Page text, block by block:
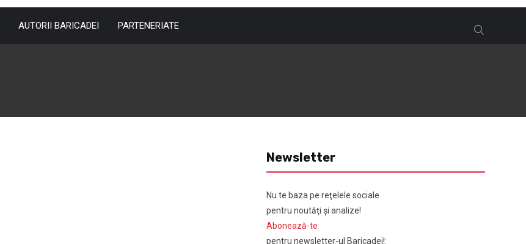
AUTORII BARICADEI PARTENERIATE
Newsletter
Nu te baza pe reţelele sociale
pentru noutăţi şi analize!
Abonează-te
pentru newsletter-ul Baricadei!: